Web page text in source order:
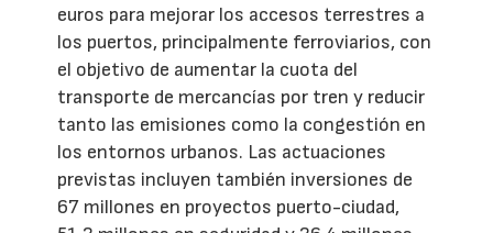
euros para mejorar los accesos terrestres a
los puertos, principalmente ferroviarios, con
el objetivo de aumentar la cuota del
transporte de mercancías por tren y reducir
tanto las emisiones como la congestión en
los entornos urbanos. Las actuaciones
previstas incluyen también inversiones de
67 millones en proyectos puerto-ciudad,